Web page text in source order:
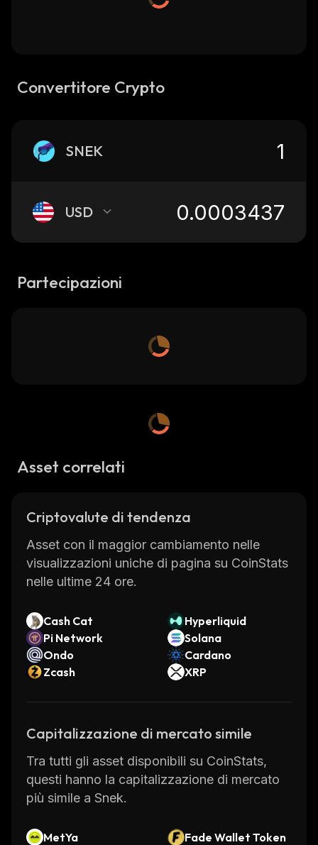
Convertitore Crypto
SNEK
USD
Partecipazioni
Asset correlati
Criptovalute di tendenza
Asset con il maggior cambiamento nelle
visualizzazioni uniche di pagina su CoinStats
nelle ultime 24 ore.
Cash Cat
Hyperliquid
Pi Network
Solana
Ondo
Cardano
Zcash
XRP
Capitalizzazione di mercato simile
Tra tutti gli asset disponibili su CoinStats,
questi hanno la capitalizzazione di mercato
più simile a Snek.
MetYa
Fade Wallet Token